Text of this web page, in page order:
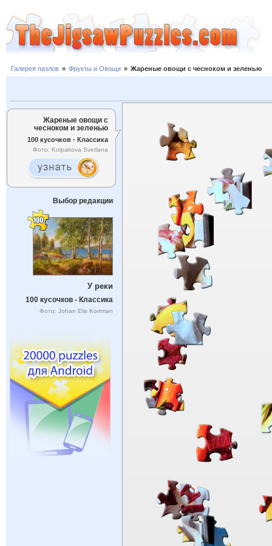
Галерея пазлов » Фрукты и Овощи » Жареные овощи с чесноком и зеленью
Жареные овощи с
чесноком и зеленью
100 кусочков - Классика
Фото: Kolpakova Svetlana
Выбор редакции
У реки
100 кусочков - Классика
Фото: Johan Elis Kortman